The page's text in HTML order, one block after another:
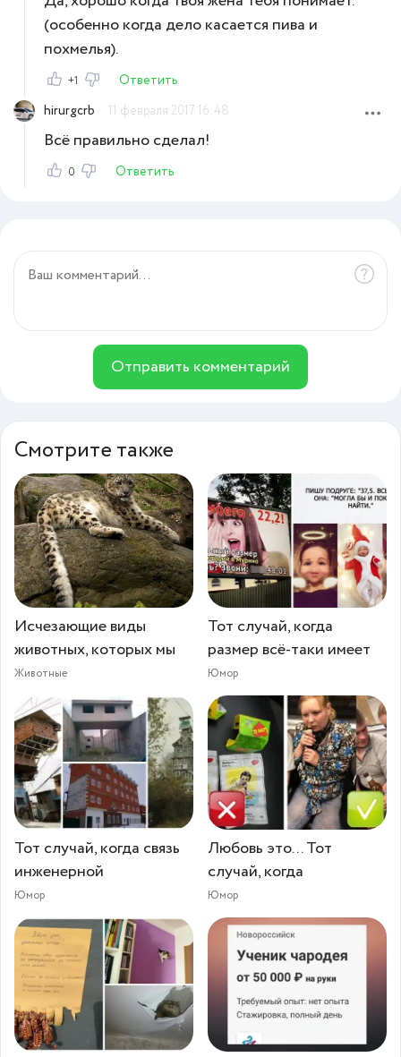
(особенно когда дело касается пива и
похмелья).
+1
Ответить
hirurgcrb
11 февраля 2017 16:48
Всё правильно сделал!
0 Ответить
Отправить комментарий
Смотрите также
Исчезающие виды
животных, которых мы
Животные
Тот случай, когда
размер всё-таки имеет
Юмор
Тот случай, когда связь
инженерной
Юмор
Любовь это... Тот
случай, когда
Юмор